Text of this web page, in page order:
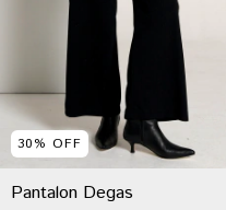
30% OFF
Pantalon Degas